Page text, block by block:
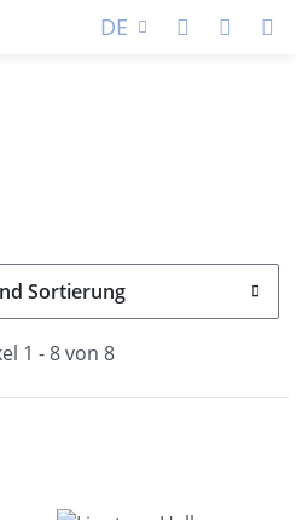
DE
Sortierung
1 - 8 von 8